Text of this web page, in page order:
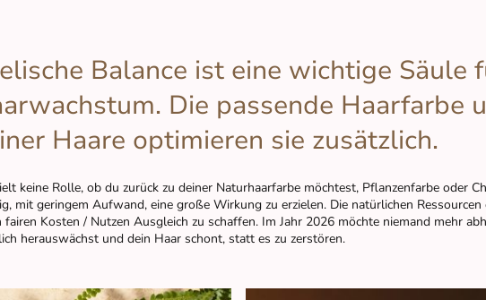
Balance ist eine wichtige Säule
Die passende Haarfarbe
Haare optimieren sie zusätzlich.
keine Rolle, ob du zurück zu deiner Naturhaarfarbe möchtest, Pflanzenfarbe oder
mit geringem Aufwand, eine große Wirkung zu erzielen. Die natürlichen
fairen Kosten / Nutzen Ausgleich zu schaffen. Im Jahr 2026 möchte niemand mehr
herauswächst und dein Haar schont, statt es zu zerstören.